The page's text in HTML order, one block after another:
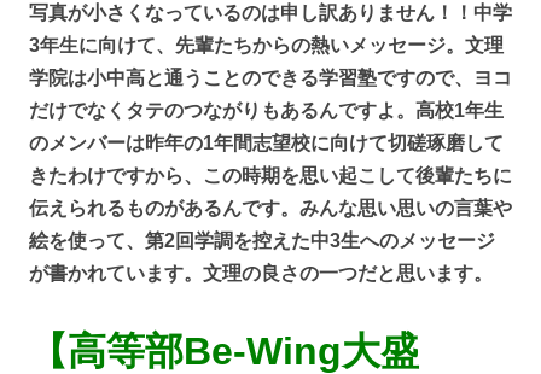
写真が小さくなっているのは申し訳ありません！！中学
3年生に向けて、先輩たちからの熱いメッセージ。文理
学院は小中高と通うことのできる学習塾ですので、ヨコ
だけでなくタテのつながりもあるんですよ。高校1年生
のメンバーは昨年の1年間志望校に向けて切磋琢磨して
きたわけですから、この時期を思い起こして後輩たちに
伝えられるものがあるんです。みんな思い思いの言葉や
絵を使って、第2回学調を控えた中3生へのメッセージ
が書かれています。文理の良さの一つだと思います。
【高等部Be-Wing大盛